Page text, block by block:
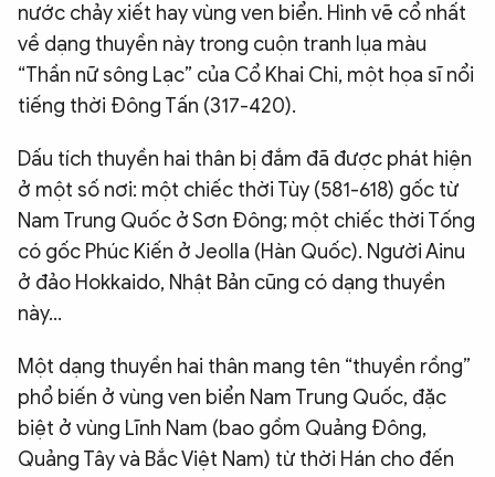
nước chảy xiết hay vùng ven biển. Hình vẽ cổ nhất
về dạng thuyền này trong cuộn tranh lụa màu
“Thần nữ sông Lạc” của Cổ Khai Chi, một họa sĩ nổi
tiếng thời Đông Tấn (317-420).
Dấu tích thuyền hai thân bị đắm đã được phát hiện
ở một số nơi: một chiếc thời Tùy (581-618) gốc từ
Nam Trung Quốc ở Sơn Đông; một chiếc thời Tống
có gốc Phúc Kiến ở Jeolla (Hàn Quốc). Người Ainu
ở đảo Hokkaido, Nhật Bản cũng có dạng thuyền
này…
Một dạng thuyền hai thân mang tên “thuyền rồng”
phổ biến ở vùng ven biển Nam Trung Quốc, đặc
biệt ở vùng Lĩnh Nam (bao gồm Quảng Đông,
Quảng Tây và Bắc Việt Nam) từ thời Hán cho đến